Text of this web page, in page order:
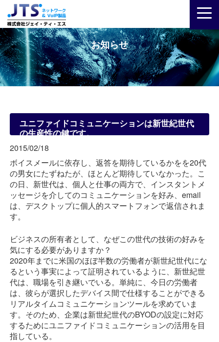
お知らせ
ユニファイドコミュニケーションは新世紀世代
の生産性の鍵です。
2015/02/18
ボイスメールに依存し、返答を期待しているかをを20代
の男女にたずねたが、ほとんど期待していなかった。こ
の日、新世代は、個人と仕事の両方で、インスタントメ
ッセージを介してのコミュニケーションを好み、email
は、デスクトップに個人的スマートフォンで返信されま
す。
ビジネスの所有者として、なぜこの世代の技術の好みを
気にする必要がありますか？
2020年までに米国のほぼ半数の労働者が新世紀世代にな
るという事実によって証明されているように、新世紀世
代は、職場を引き継いでいる。単純に、今日の労働者
は、彼らが選択したデバイス間で仕様することができる
リアルタイムコミュニケーションツールを求めていま
す。そのため、企業は新世紀世代のBYODの設定に対応
するためにユニファイドコミュニケーションの活用を目
指している。